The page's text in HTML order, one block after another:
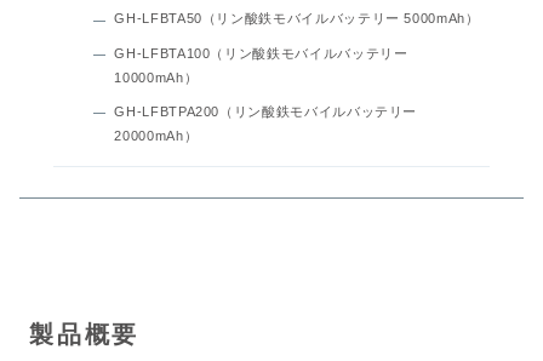
GH-LFBTA50（リン酸鉄モバイルバッテリー 5000mAh）
GH-LFBTA100（リン酸鉄モバイルバッテリー
10000mAh）
GH-LFBTPA200（リン酸鉄モバイルバッテリー
20000mAh）
製品概要